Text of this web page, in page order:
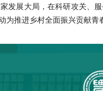
展大局，在科研攻关、
推进乡村全面振兴贡献青